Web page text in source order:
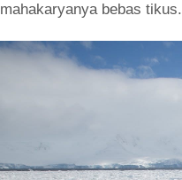
mahakaryanya bebas